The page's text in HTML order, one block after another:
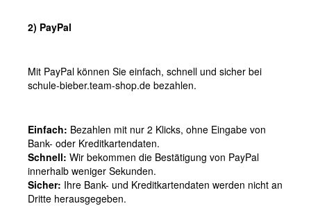
2) PayPal
Mit PayPal können Sie einfach, schnell und sicher bei
schule-bieber.team-shop.de bezahlen.
Einfach: Bezahlen mit nur 2 Klicks, ohne Eingabe von
Bank- oder Kreditkartendaten.
Schnell: Wir bekommen die Bestätigung von PayPal
innerhalb weniger Sekunden.
Sicher: Ihre Bank- und Kreditkartendaten werden nicht an
Dritte herausgegeben.